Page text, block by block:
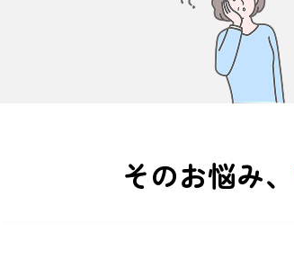
そのお悩み、